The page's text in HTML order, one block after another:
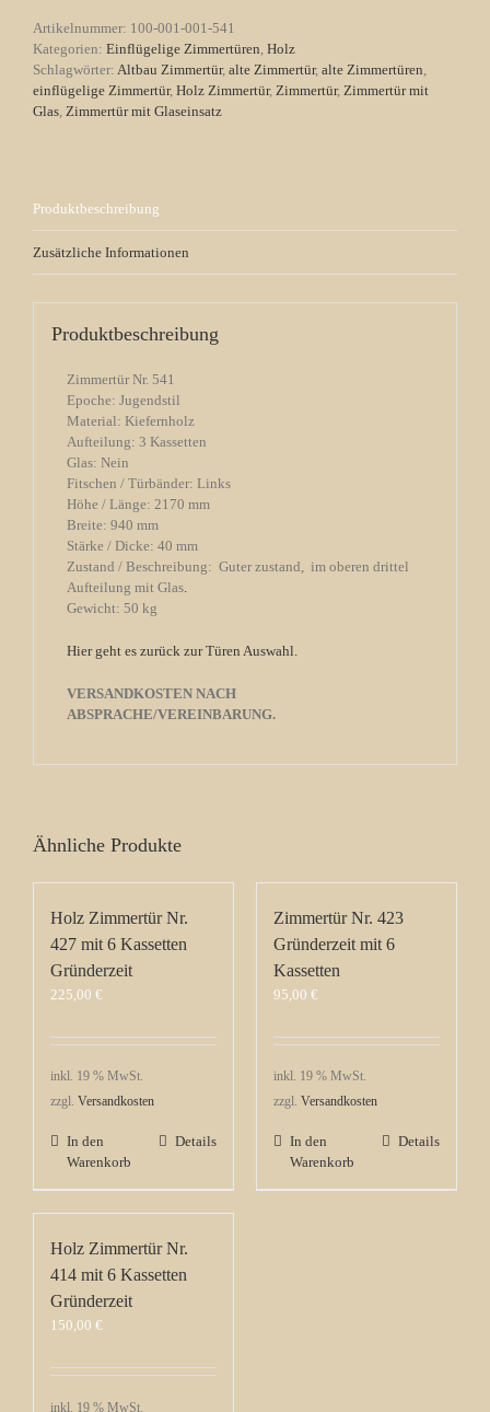
Kassetten
Glaseinsatz
Artikelnummer: 100-001-001-541
Kategorien: Einflügelige Zimmertüren Holz
Schlagwörter: Altbau Zimmertür, alte Zimmertür, alte Zimmertüren
einflügelige Zimmertür, Holz Zimmertür, Zimmertür, Zimmertür mit
Glas Zimmertür mit Glaseinsatz
Produktbeschreibung
Zusätzliche Informationen
Produktbeschreibung
Zimmertür Nr. 541
Epoche: Jugendstil
Material: Kiefernholz
Aufteilung: 3 Kassetten
Glas: Nein
Fitschen / Türbänder: Links
Höhe / Länge: 2170 mm
Breite: 940 mm
Stärke / Dicke: 40 mm
Zustand / Beschreibung: Guter zustand, im oberen drittel
Aufteilung mit Glas.
Gewicht: 50 kg
Hier geht es zurück zur Türen Auswahl.
VERSANDKOSTEN NACH
ABSPRACHE/VEREINBARUNG.
Ähnliche Produkte
Holz Zimmertür Nr.
427 mit 6 Kassetten
Gründerzeit
225,00 €
inkl. 19 % MwSt.
zzgl. Versandkosten
In den
Warenkorb
Details
Zimmertür Nr. 423
Gründerzeit mit 6
Kassetten
95,00 €
inkl. 19 % MwSt.
zzgl. Versandkosten
In den
Warenkorb
Details
Holz Zimmertür Nr.
414 mit 6 Kassetten
Gründerzeit
150,00 €
inkl. 19 % MwSt.